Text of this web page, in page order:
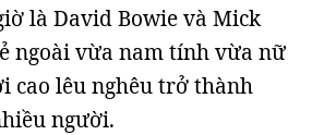
là David Bowie và Mick
ngoài vừa nam tính vừa nữ
cao lêu nghêu trở thành
người.